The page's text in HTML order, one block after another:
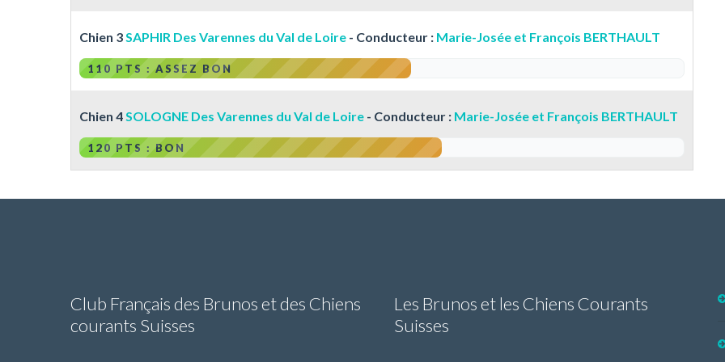
Chien 3SAPHIR Des Varennes du Val de Loire - Conducteur : Marie-Josée et François BERTHAULT
110 PTS : ASSEZ BON
Chien 4SOLOGNE Des Varennes du Val de Loire - Conducteur : Marie-Josée et François BERTHAULT
120 PTS : BON
Club Français des Brunos et des Chiens
courants Suisses
Les Brunos et les Chiens Courants
Suisses